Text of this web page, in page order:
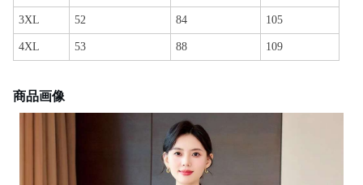
3XL 52 84 105
4XL 53 88 109
商品画像